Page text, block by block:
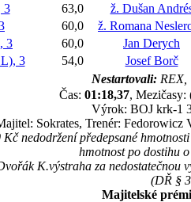
3
63,0 ž. Dušan
60,0 ž. Romana
3
60,0 Jan Derych
3
54,0 Josef Borč
Nestartovali:REX,
Čas: 01:18,37, Mezičasy:
Výrok: BOJ krk-1
Sokrates, Trenér: Fedorowicz
nedodržení předepsané
hmotnost po dostihu
K.výstraha za nedostatečnou
(DŘ §
Majitelské